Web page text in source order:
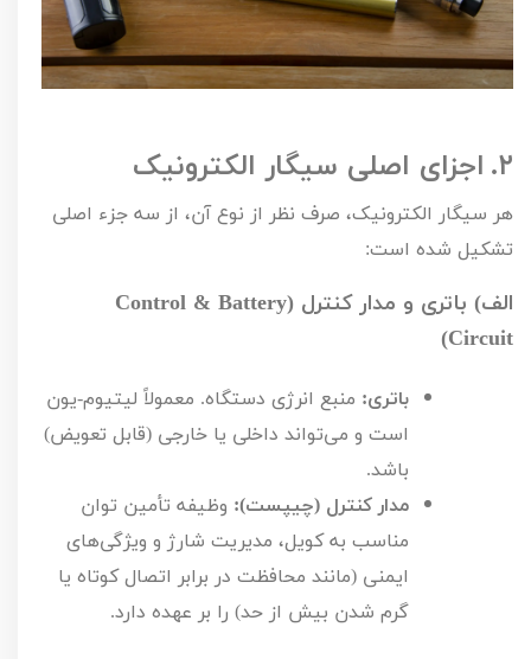
۲. اجزای اصلی سیگار الکترونیک
هر سیگار الکترونیک، صرف نظر از نوع آن، از سه جزء اصلی
تشکیل شده است:
الف) باتری و مدار کنترل (Battery
&
Control
Circuit
)
باتری: منبع انرژی دستگاه. معمولاً لیتیوم-یون
است و می‌تواند داخلی یا خارجی (قابل تعویض)
باشد.
مدار کنترل (چیپست): وظیفه تأمین توان
مناسب به کویل، مدیریت شارژ و ویژگی‌های
ایمنی (مانند محافظت در برابر اتصال کوتاه یا
گرم شدن بیش از حد) را بر عهده دارد.